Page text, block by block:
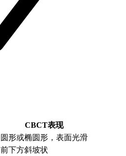
CBCT表现
圆形或椭圆形，表面光滑
前下方斜坡状